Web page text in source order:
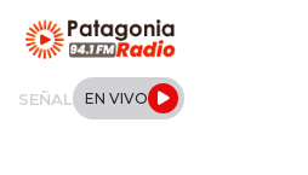
SEÑAL EN VIVO